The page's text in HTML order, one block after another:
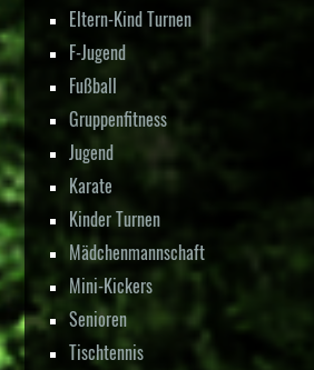
Eltern-Kind Turnen
F-Jugend
Fußball
Gruppenfitness
Jugend
Karate
Kinder Turnen
Mädchenmannschaft
Mini-Kickers
Senioren
Tischtennis